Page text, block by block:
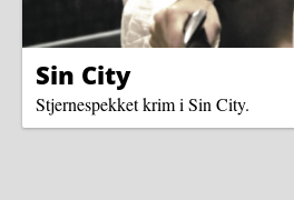
Sin City
Stjernespekket krim i Sin City.